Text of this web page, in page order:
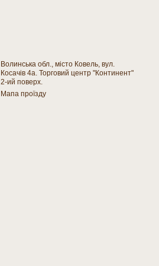
Волинська обл., місто Ковель, вул.
Косачів 4а. Торговий центр "Континент"
2-ий поверх.
Мапа проїзду